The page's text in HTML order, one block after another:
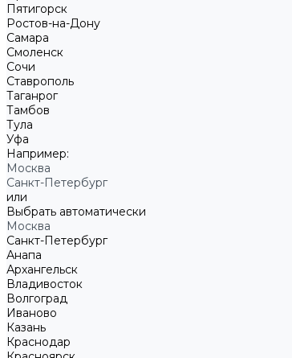
Пятигорск
Ростов-на-Дону
Самара
Смоленск
Сочи
Ставрополь
Таганрог
Тамбов
Тула
Уфа
Например:
Москва
Санкт-Петербург
или
Выбрать автоматически
Москва
Санкт-Петербург
Анапа
Архангельск
Владивосток
Волгоград
Иваново
Казань
Краснодар